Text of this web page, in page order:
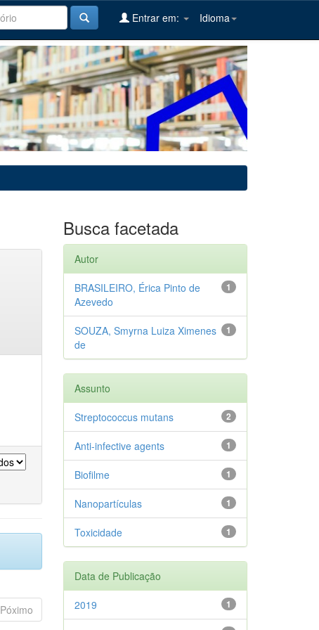
Idioma
Entrar em:
Póximo
Busca facetada
Autor
1
BRASILEIRO, Érica Pinto de
Azevedo
1
SOUZA, Smyrna Luiza Ximenes
de
Assunto
2
Streptococcus mutans
1
Anti-infective agents
1
Biofilme
1
Nanopartículas
1
Toxicidade
Data de Publicação
1
2019